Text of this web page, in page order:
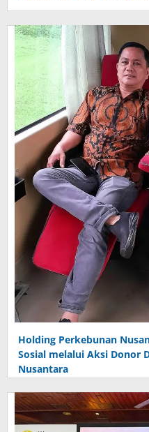
Holding Perkebunan
Sosial melalui Aksi Donor
Nusantara